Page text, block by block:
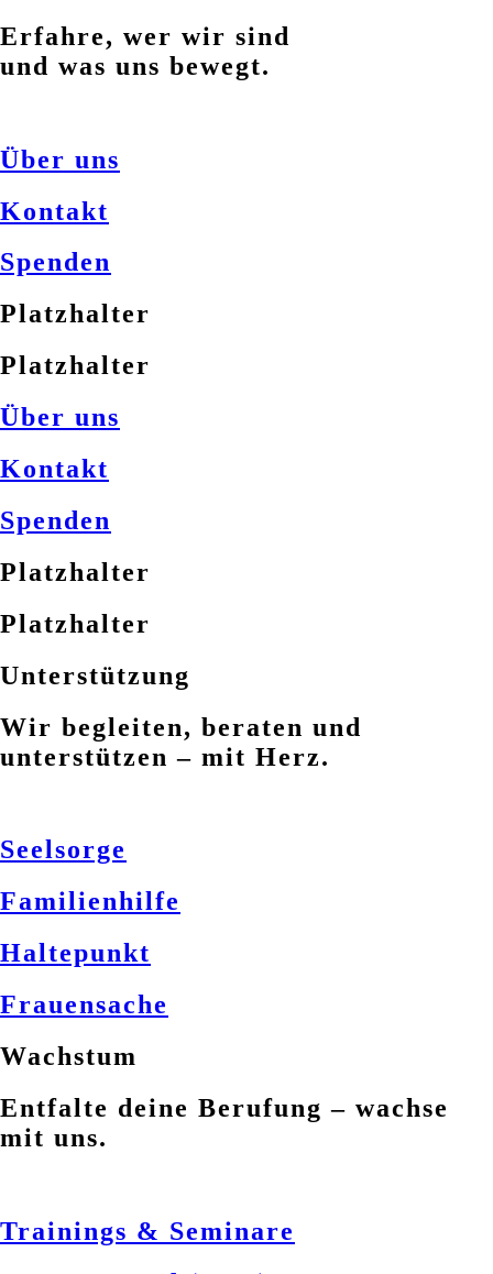
Erfahre, wer wir sind
und was uns bewegt.
Über uns
Kontakt
Spenden
Platzhalter
Platzhalter
Über uns
Kontakt
Spenden
Platzhalter
Platzhalter
Unterstützung
Wir begleiten, beraten und
unterstützen – mit Herz.
Seelsorge
Familienhilfe
Haltepunkt
Frauensache
Wachstum
Entfalte deine Berufung – wachse
mit uns.
Trainings & Seminare